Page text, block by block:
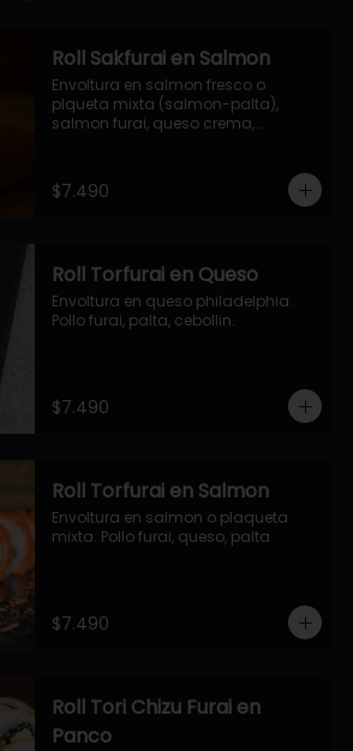
Roll Sakfurai en Salmon
Envoltura en salmon fresco o
plqueta mixta (salmon-palta),
salmon furai, queso crema,
$7.490
Roll Torfurai en Queso
Envoltura en queso philadelphia.
Pollo furai, palta, cebollin.
$7.490
Roll Torfurai en Salmon
Envoltura en salmon o plaqueta
mixta. Pollo furai, queso, palta.
$7.490
Roll Tori Chizu Furai en
Panco